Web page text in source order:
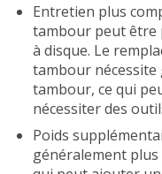
Entretien plus
tambour peut être
à disque. Le
tambour
tambour, ce qui
nécessiter des
Poids
généralement plus